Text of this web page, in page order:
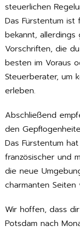
steuerlichen
Das Fürstentum
bekannt,
Vorschriften, die
besten im Voraus
Steuerberater, um
erleben.
Abschließend
den
Das Fürstentum
französischer und
die neue
charmanten Seiten
Wir hoffen, dass
Potsdam nach